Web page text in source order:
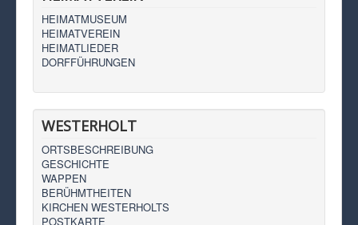
HEIMATMUSEUM
HEIMATVEREIN
HEIMATLIEDER
DORFFÜHRUNGEN
WESTERHOLT
ORTSBESCHREIBUNG
GESCHICHTE
WAPPEN
BERÜHMTHEITEN
KIRCHEN WESTERHOLTS
POSTKARTE